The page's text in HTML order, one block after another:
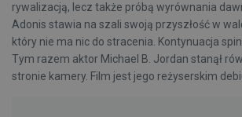
rywalizacją, lecz także próbą wyrównania
Adonis stawia na szali swoją przyszłość w
który nie ma nic do stracenia. Kontynuacja
Tym razem aktor Michael B. Jordan stanął
stronie kamery. Film jest jego reżyserskim